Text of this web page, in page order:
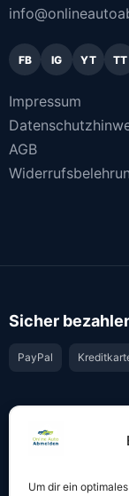
Um dir ein
FB IG YT TT
Impressum
AGB
Sicher
PayPal